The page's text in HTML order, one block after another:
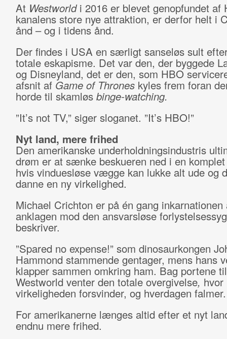
At Westworldi 2016 er blevet genopfundet af
kanalens store nye attraktion, er derfor helt i
ånd – og i tidens ånd.
Der findes i USA en særligt sanseløs sult
totale eskapisme. Det var den, der byggede
og Disneyland, det er den, som HBO
afsnit af Game of Thrones kyles frem foran
horde til skamløs binge-watching.
”It’s not TV,” siger sloganet. ”It’s HBO!”
Nyt land, mere frihed
Den amerikanske underholdningsindustris
drøm er at sænke beskueren ned i en
hvis vinduesløse vægge kan lukke alt ude og
danne en ny virkelighed.
Michael Crichton er på én gang inkarnationen
anklagen mod den ansvarsløse
beskriver.
”Spared no expense!” som dinosaurkongen
Hammond stammende gentager, mens hans
klapper sammen omkring ham. Bag portene til
Westworld venter den totale overgivelse, hvor
virkeligheden forsvinder, og hverdagen
For amerikanerne længes altid efter et nyt
endnu mere frihed.